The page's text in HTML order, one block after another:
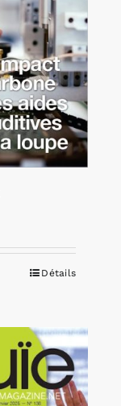
Détails